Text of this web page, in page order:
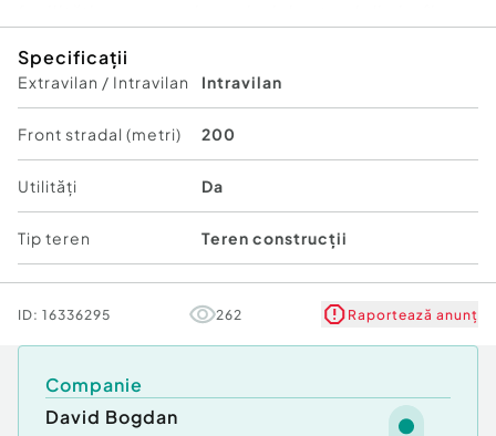
Investiţia în acest teren promite un potenţial
ridicat, fiind o oportunitate unică pentru
dezvoltatori imobiliari. Nu rataţi ocazia de a crea
un ansamblu rezidenţial de succes!
Pentru orice informatie sau a programa o
vizionare, nu ezitaţi să mă contactaţi
Specificații
Extravilan / Intravilan Intravilan
Front stradal (metri) 200
Utilități Da
Tip teren Teren construcții
ID: 16336295 262 Raportează anunț
Companie
David Bogdan